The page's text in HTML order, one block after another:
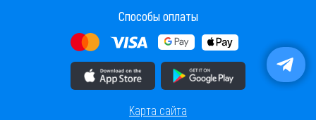
Способы оплаты
Скачать приложение в AppStore Скачать приложение в PlayMarket
Карта сайта